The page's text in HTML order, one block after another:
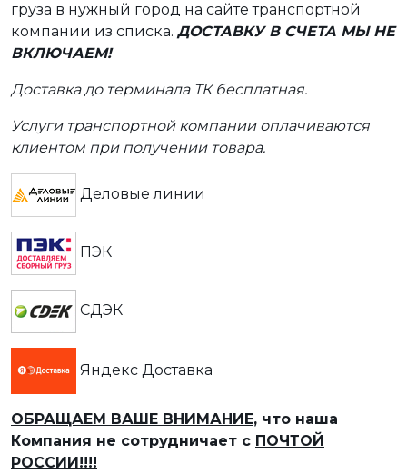
груза в нужный город на сайте транспортной
компании из списка. ДОСТАВКУ В СЧЕТА МЫ НЕ
ВКЛЮЧАЕМ!
Доставка до терминала ТК бесплатная.
Услуги транспортной компании оплачиваются
клиентом при получении товара.
Деловые линии
ПЭК
СДЭК
Яндекс Доставка
ОБРАЩАЕМ ВАШЕ ВНИМАНИЕ, что наша
Компания не сотрудничает с ПОЧТОЙ
РОССИИ!!!!